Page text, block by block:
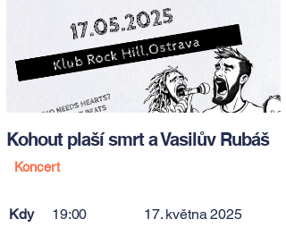
Kohout plaší smrt a Vasilův Rubáš
Koncert
Kdy 19:00
17. května 2025